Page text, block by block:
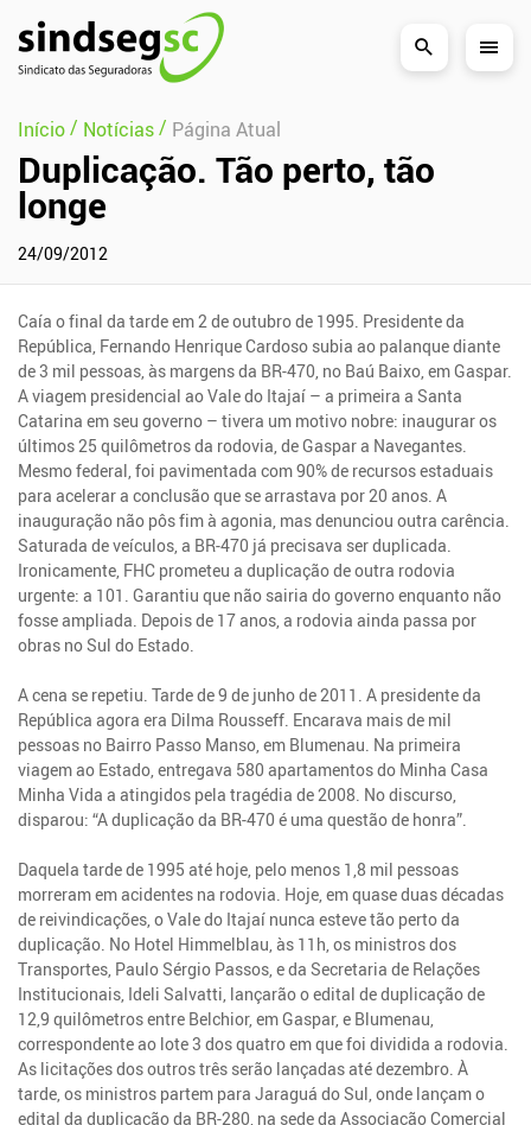
Pular Navegação (s)
Início/ Notícias/ Página Atual
Duplicação. Tão perto, tão
longe
24/09/2012
Caía o final da tarde em 2 de outubro de 1995. Presidente da
República, Fernando Henrique Cardoso subia ao palanque diante
de 3 mil pessoas, às margens da BR-470, no Baú Baixo, em Gaspar.
A viagem presidencial ao Vale do Itajaí – a primeira a Santa
Catarina em seu governo – tivera um motivo nobre: inaugurar os
últimos 25 quilômetros da rodovia, de Gaspar a Navegantes.
Mesmo federal, foi pavimentada com 90% de recursos estaduais
para acelerar a conclusão que se arrastava por 20 anos. A
inauguração não pôs fim à agonia, mas denunciou outra carência.
Saturada de veículos, a BR-470 já precisava ser duplicada.
Ironicamente, FHC prometeu a duplicação de outra rodovia
urgente: a 101. Garantiu que não sairia do governo enquanto não
fosse ampliada. Depois de 17 anos, a rodovia ainda passa por
obras no Sul do Estado.
A cena se repetiu. Tarde de 9 de junho de 2011. A presidente da
República agora era Dilma Rousseff. Encarava mais de mil
pessoas no Bairro Passo Manso, em Blumenau. Na primeira
viagem ao Estado, entregava 580 apartamentos do Minha Casa
Minha Vida a atingidos pela tragédia de 2008. No discurso,
disparou: “A duplicação da BR-470 é uma questão de honra”.
Daquela tarde de 1995 até hoje, pelo menos 1,8 mil pessoas
morreram em acidentes na rodovia. Hoje, em quase duas décadas
de reivindicações, o Vale do Itajaí nunca esteve tão perto da
duplicação. No Hotel Himmelblau, às 11h, os ministros dos
Transportes, Paulo Sérgio Passos, e da Secretaria de Relações
Institucionais, Ideli Salvatti, lançarão o edital de duplicação de
12,9 quilômetros entre Belchior, em Gaspar, e Blumenau,
correspondente ao lote 3 dos quatro em que foi dividida a rodovia.
As licitações dos outros três serão lançadas até dezembro. À
tarde, os ministros partem para Jaraguá do Sul, onde lançam o
edital da duplicação da BR-280, na sede da Associação Comercial